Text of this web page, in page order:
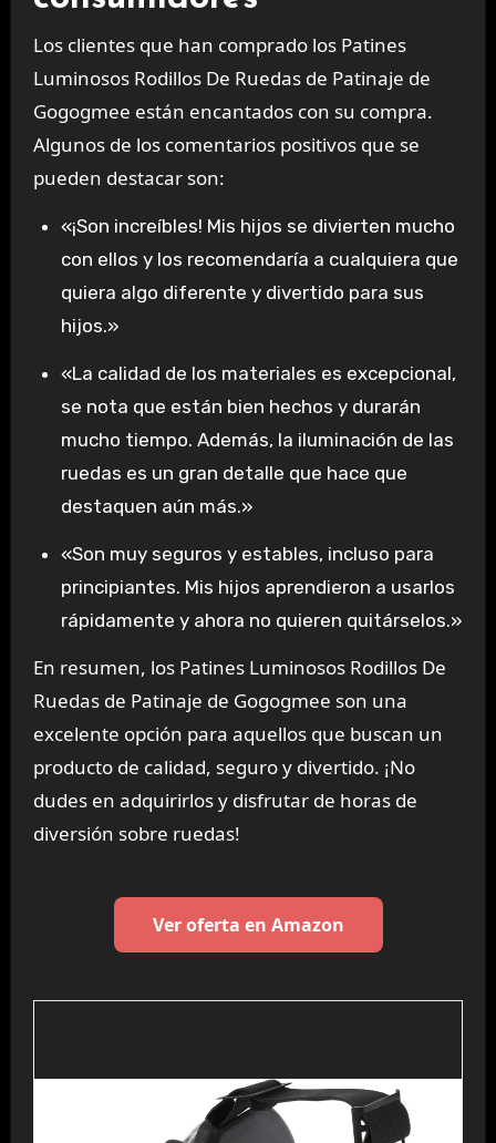
Los clientes que han comprado los Patines
Luminosos Rodillos De Ruedas de Patinaje de
Gogogmee están encantados con su compra.
Algunos de los comentarios positivos que se
pueden destacar son:
«¡Son increíbles! Mis hijos se divierten mucho
con ellos y los recomendaría a cualquiera que
quiera algo diferente y divertido para sus
hijos.»
«La calidad de los materiales es excepcional,
se nota que están bien hechos y durarán
mucho tiempo. Además, la iluminación de las
ruedas es un gran detalle que hace que
destaquen aún más.»
«Son muy seguros y estables, incluso para
principiantes. Mis hijos aprendieron a usarlos
rápidamente y ahora no quieren quitárselos.»
En resumen, los Patines Luminosos Rodillos De
Ruedas de Patinaje de Gogogmee son una
excelente opción para aquellos que buscan un
producto de calidad, seguro y divertido. ¡No
dudes en adquirirlos y disfrutar de horas de
diversión sobre ruedas!
Ver oferta en Amazon